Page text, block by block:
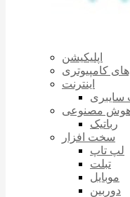
اپلیکیشن
کامپیوتری
اینترنت
سایبری
مصنوعی
رباتیک
سخت افزار
لپ تاپ
تبلت
موبایل
دوربین